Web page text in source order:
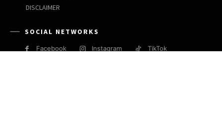
DISCLAIMER
SOCIAL NETWORKS
Facebook Instagram TikTok